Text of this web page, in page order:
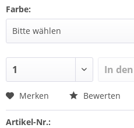
Farbe:
In den
Merken Bewerten
Artikel-Nr.: